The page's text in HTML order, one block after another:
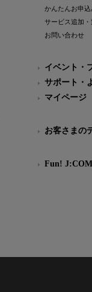
かんたんお申込
サービス追加・
お問い合わせ
イベント・
サポート・
マイページ
お客さまの
Fun!